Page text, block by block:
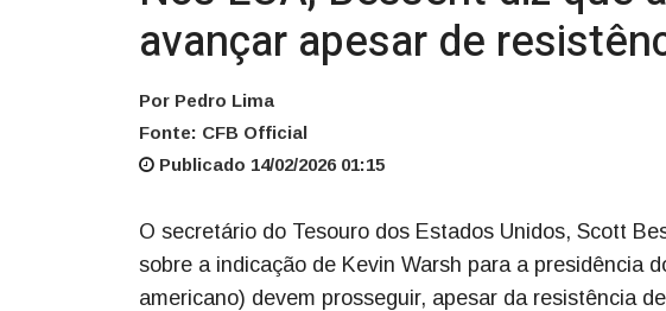
avançar apesar de
Por Pedro Lima
Fonte: CFB Official
Publicado 14/02/2026 01:15
O secretário do Tesouro dos Estados Unidos, Scott
sobre a indicação de Kevin Warsh para a presidência
americano) devem prosseguir, apesar da resistência